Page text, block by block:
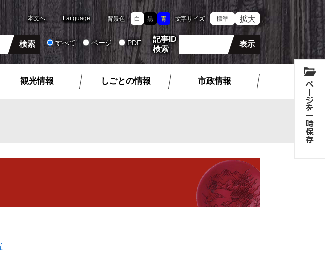
本文へ Language 背景色 白 黒 青 文字サイズ 標準 拡大
すべて ページ PDF
記事ID
検索
観光情報 しごとの情報 市政情報